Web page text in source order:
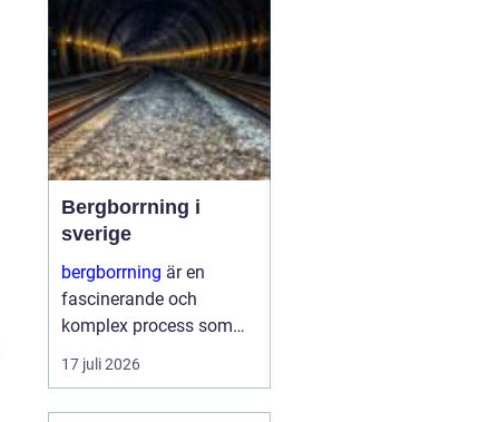
Bergborrning i
sverige
bergborrning är en
fascinerande och
komplex process som
innefattar att borra
genom sten och
17 juli 2026